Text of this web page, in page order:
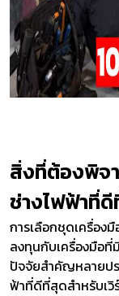
สิ่งที่ต้องพิจ
ช่างไฟฟ้าที่
การเลือกชุดเครื่อง
ลงทุนกับเครื่องมือที่
ปัจจัยสำคัญหลายปร
ฟ้าที่ดีที่สุดสำหรับเ